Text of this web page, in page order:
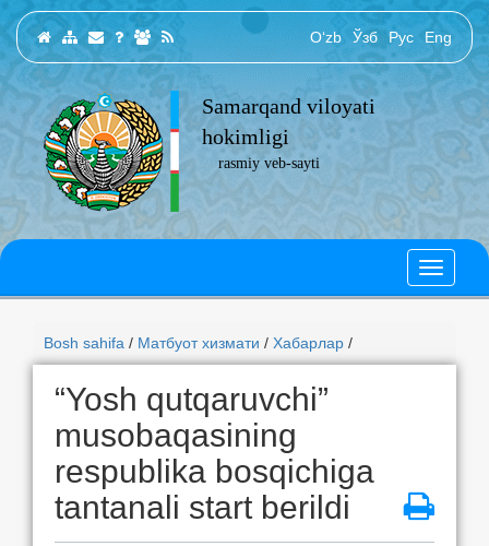
O‘zb Ўзб Рус Eng
Samarqand viloyati
hokimligi
rasmiy veb-sayti
Bosh sahifa / Матбуот хизмати / Хабарлар /
“Yosh qutqaruvchi”
musobaqasining
respublika bosqichiga
tantanali start berildi